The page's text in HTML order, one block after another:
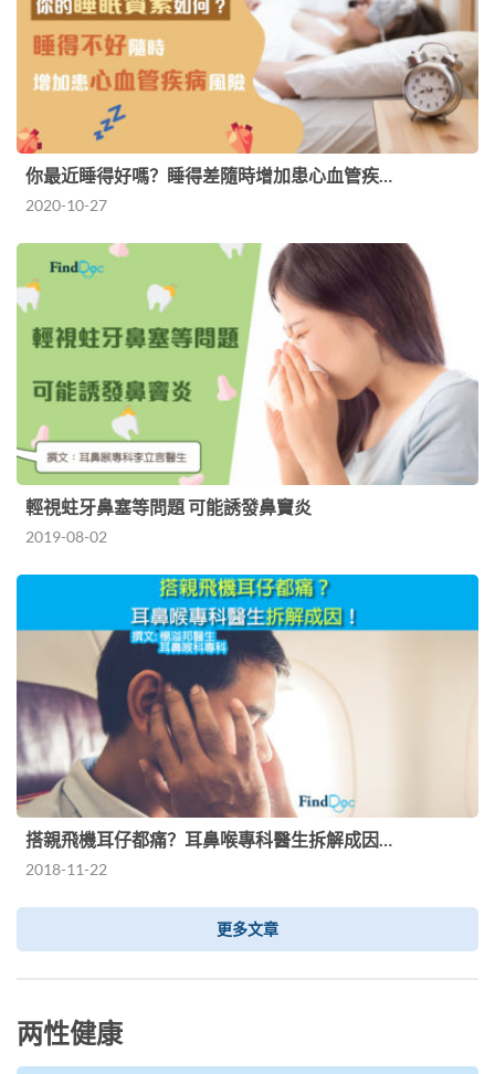
你最近睡得好嗎？睡得差隨時增加患心血管疾…
2020-10-27
輕視蛀牙鼻塞等問題 可能誘發鼻竇炎
2019-08-02
搭親飛機耳仔都痛？耳鼻喉專科醫生拆解成因…
2018-11-22
更多文章
两性健康